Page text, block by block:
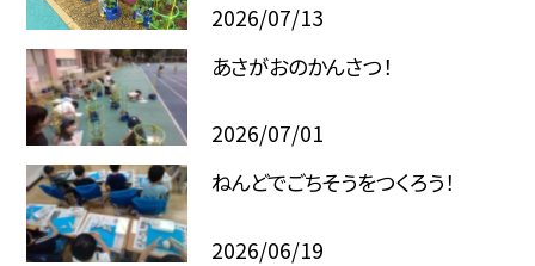
2026/07/13
あさがおのかんさつ！
2026/07/01
ねんどでごちそうをつくろう！
2026/06/19